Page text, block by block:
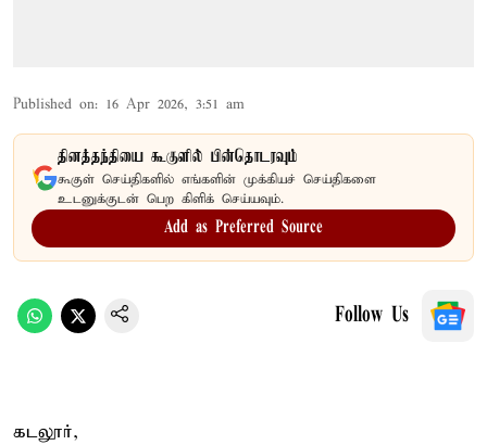
Published on: 16 Apr 2026, 3:51 am
தினத்தந்தியை கூகுளில் பின்தொடரவும்
கூகுள் செய்திகளில் எங்களின் முக்கியச் செய்திகளை
உடனுக்குடன் பெற கிளிக் செய்யவும்.
Add as Preferred Source
Follow Us
கடலூர்,